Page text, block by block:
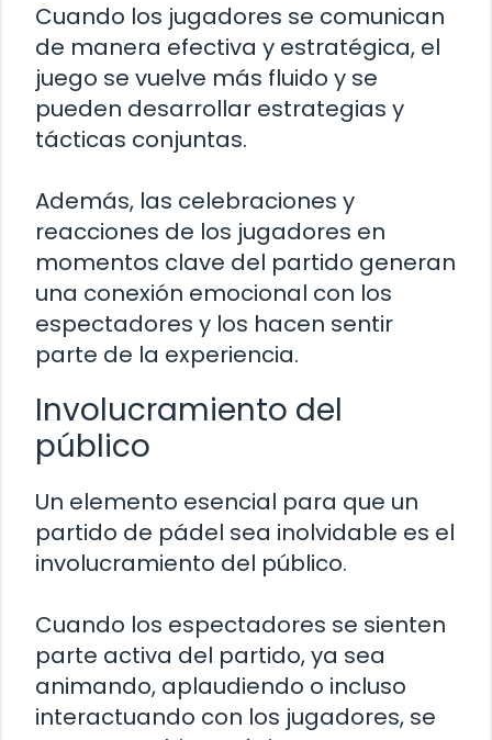
Cuando los jugadores se comunican
de manera efectiva y estratégica, el
juego se vuelve más fluido y se
pueden desarrollar estrategias y
tácticas conjuntas.
Además, las celebraciones y
reacciones de los jugadores en
momentos clave del partido generan
una conexión emocional con los
espectadores y los hacen sentir
parte de la experiencia.
Involucramiento del
público
Un elemento esencial para que un
partido de pádel sea inolvidable es el
involucramiento del público.
Cuando los espectadores se sienten
parte activa del partido, ya sea
animando, aplaudiendo o incluso
interactuando con los jugadores, se